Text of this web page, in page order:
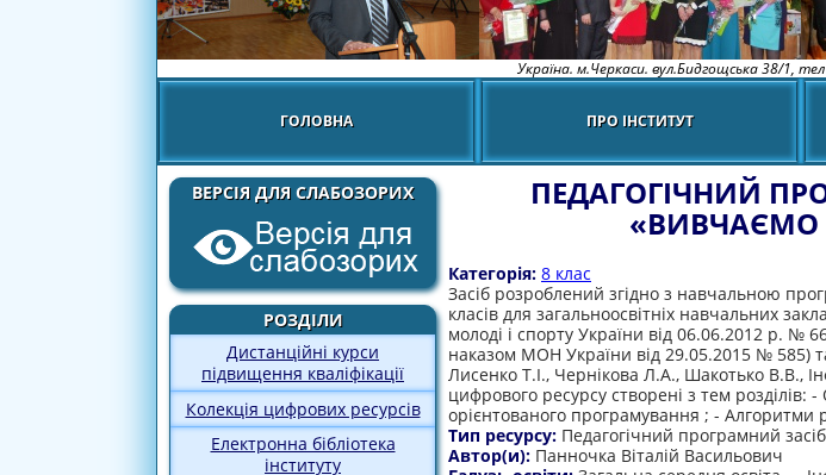
Україна. м.Черкаси. вул.Бидгощська 38/1, тел
ГОЛОВНА ПРО ІНСТИТУТ
ВЕРСІЯ ДЛЯ СЛАБОЗОРИХ
РОЗДІЛИ
Дистанційні курси
підвищення кваліфікації
Колекція цифрових ресурсів
Електронна бібліотека
інституту
ПЕДАГОГІЧНИЙ
«ВИВЧАЄМО
Категорія: 8 клас
Засіб розроблений згідно з навчальною
класів для загальноосвітніх навчальних
молоді і спорту України від 06.06.2012 р. №
наказом МОН України від 29.05.2015 № 585)
Лисенко Т.І., Чернікова Л.А., Шакотько В.В.,
цифрового ресурсу створені з тем розділів:
орієнтованого програмування ; -
Тип ресурсу: Педагогічний програмний засіб
Автор(и): Панночка Віталій Васильович